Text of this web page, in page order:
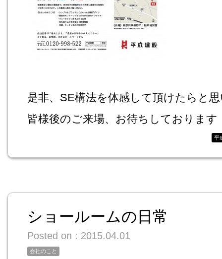
是非、SE構法を体感して頂けたらと
皆様後のご来場、お待ちしております
平
ショールームの日常
Posted on : 2015.04.01
会社のこと